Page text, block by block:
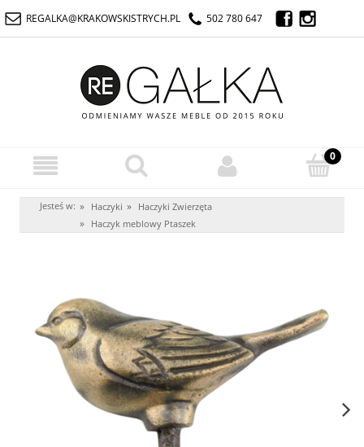
REGALKA@KRAKOWSKISTRYCH.PL 502 780 647
Jesteś w: » Haczyki » Haczyki Zwierzęta
» Haczyk meblowy Ptaszek